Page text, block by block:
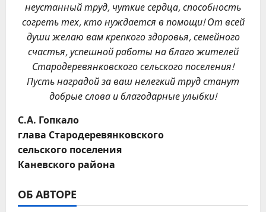
неустанный труд, чуткие сердца, способность
согреть тех, кто нуждается в помощи! От всей
души желаю вам крепкого здоровья, семейного
счастья, успешной работы на благо жителей
Стародеревянковского сельского поселения!
Пусть наградой за ваш нелегкий труд станут
добрые слова и благодарные улыбки!
С.А. Гопкало
глава Стародеревянковского
сельского поселения
Каневского района
ОБ АВТОРЕ